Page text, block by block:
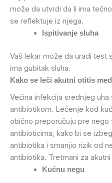
može da utvrdi da li ima
se reflektuje iz njega.
Ispitivanje sluha
Vaš lekar može da uradi test
ima gubitak sluha.
Kako se leči akutni otitis
Većina infekcija srednjeg
antibiotikom. Lečenje kod
obično preporučuju pre nego
antibioticima, kako bi se
antibiotika i smanjio rizik od
antibiotika. Tretmani za
Kućnu negu